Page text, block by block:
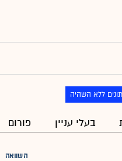
ללא השהיה
בעלי עניין פורום
השוואה